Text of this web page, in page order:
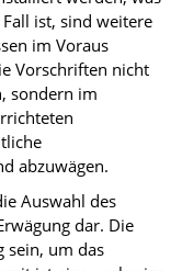
ist, sind weitere
im Voraus
Vorschriften nicht
sondern im
abzuwägen.
Auswahl des
dar. Die
sein, um das